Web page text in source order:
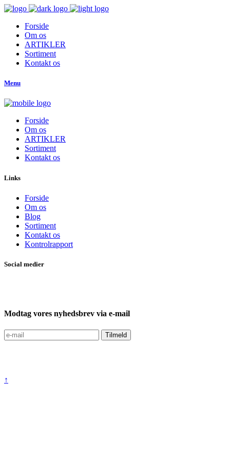
Forside
Om os
ARTIKLER
Sortiment
Kontakt os
Menu
Forside
Om os
ARTIKLER
Sortiment
Kontakt os
Links
Forside
Om os
Blog
Sortiment
Kontakt os
Kontrolrapport
Social medier
Modtag vores nyhedsbrev via e-mail
↑